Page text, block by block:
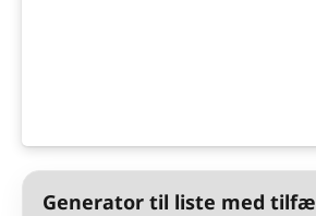
Generator til liste med